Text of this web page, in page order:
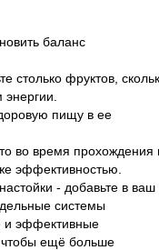
баланс
столько фруктов,
пищу в ее
во время
эффективностью.
- добавьте в
системы
и эффективные
чтобы ещё больше